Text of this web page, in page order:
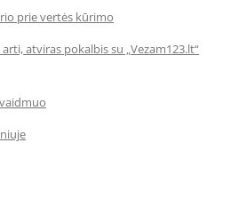
prie vertės kūrimo
atviras pokalbis su „Vezam123.lt“